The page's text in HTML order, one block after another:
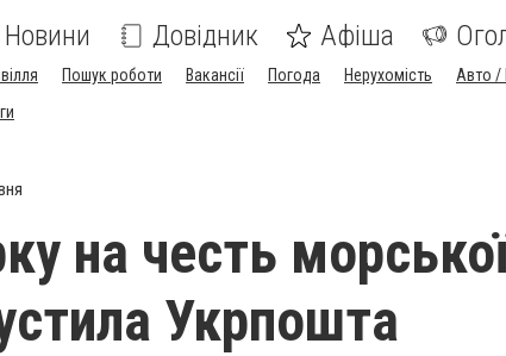
Новини Довідник Афіша
Пошук роботи Вакансії Погода Нерухомість Авто /
на честь
Укрпошта